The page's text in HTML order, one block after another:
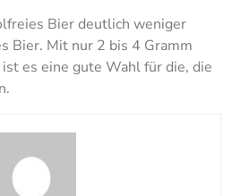
Bier deutlich weniger
Bier. Mit nur 2 bis 4 Gramm
es eine gute Wahl für die, die